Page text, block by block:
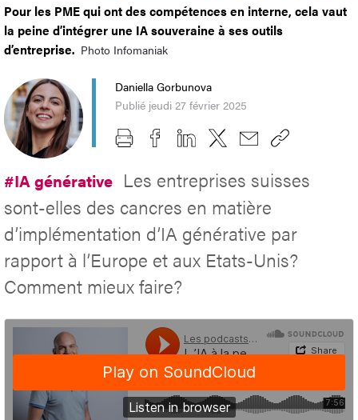
Pour les PME qui ont des compétences en interne, cela vaut
la peine d’intégrer une IA souveraine à ses outils
d’entreprise. Photo Infomaniak
Daniella Gorbunova
Publié jeudi 27 février 2025
#IA générative Les entreprises suisses
sont-elles des cancres en matière
d’implémentation d’IA générative par
rapport à l’Europe et aux Etats-Unis?
Comment mieux faire?